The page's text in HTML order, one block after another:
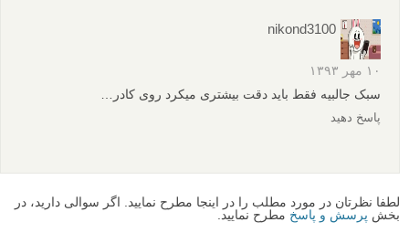
nikond3100
۱۰ مهر ۱۳۹۳
سبک جالبیه فقط باید دقت بیشتری میکرد روی کادر…
پاسخ دهید
لطفا نظرتان در مورد مطلب را در اینجا مطرح نمایید. اگر سوالی دارید، در
بخش پرسش و پاسخ مطرح نمایید.